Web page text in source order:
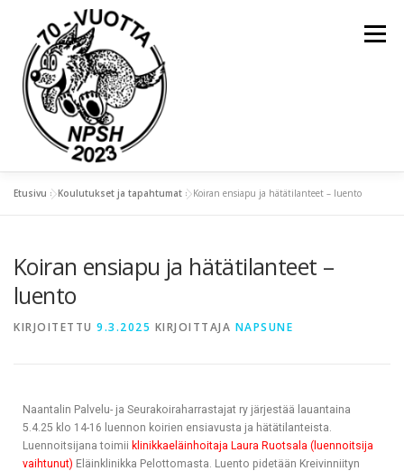
Valikko
KOULUTUKSET JA TAPAHTUMAT
Etusivu »Koulutukset ja tapahtumat »Koiran ensiapu ja hätätilanteet – luento
Koiran ensiapu ja hätätilanteet –
luento
KIRJOITETTU 9.3.2025 KIRJOITTAJA NAPSUNE
Naantalin Palvelu- ja Seurakoiraharrastajat ry järjestää lauantaina
5.4.25 klo 14-16 luennon koirien ensiavusta ja hätätilanteista.
Luennoitsijana toimii klinikkaeläinhoitaja Laura Ruotsala (luennoitsija
vaihtunut) Eläinklinikka Pelottomasta. Luento pidetään Kreivinniityn